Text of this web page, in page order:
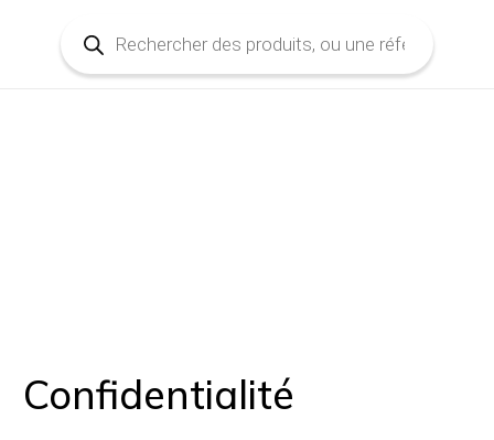
produits
Confidentialité